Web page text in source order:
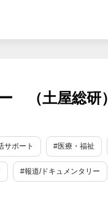
（土屋総研）
サポート #医療・福祉
#報道/ドキュメンタリー